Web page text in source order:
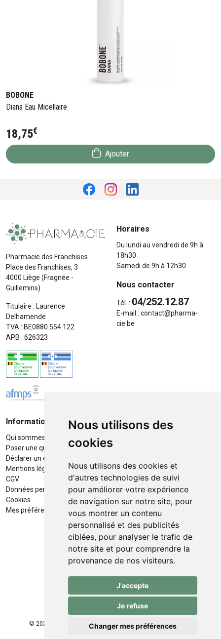
Nous utilisons des
cookies
Nous utilisons des cookies et
d'autres technologies de suivi
pour améliorer votre expérience
de navigation sur notre site, pour
vous montrer un contenu
personnalisé et des publicités
ciblées, pour analyser le trafic de
notre site et pour comprendre la
provenance de nos visiteurs.
J'accepte
Je refuse
Changer mes préférences
BOBONE
Diana Eau Micellaire
18,75€
Ajouter
Pharmacie des Franchises
Place des Franchises, 3
4000 Liège (Fragnée -
Guillemins)
Titulaire : Laurence
Delhamende
TVA : BE0880.554.122
APB : 626323
Horaires
Du lundi au vendredi de 9h à
18h30
Samedi de 9h à 12h30
Nous contacter
Tél. : 04/252.12.87
E-mail : contact@pharma-
cie.be
Informations
Qui sommes-nous ?
Poser une question
Déclarer un effet indésirable
Mentions légales
CGV
Données personnelles
Cookies
Mes préférences Cookies
Moyens de paiement
Retrait / Livraison
Retrait à la pharmacie en Click
Livraison cyclo-urbaines à Liège
avec :
Service professionnel et
écologique de livraisons rapides
et fiables.
© 2026 Pharmacie des Franchises
Tous droits réservés